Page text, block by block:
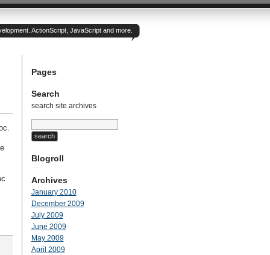
ActionScript, JavaScript and more.
Pages
Search
search site archives
Blogroll
Archives
January 2010
December 2009
July 2009
June 2009
May 2009
April 2009